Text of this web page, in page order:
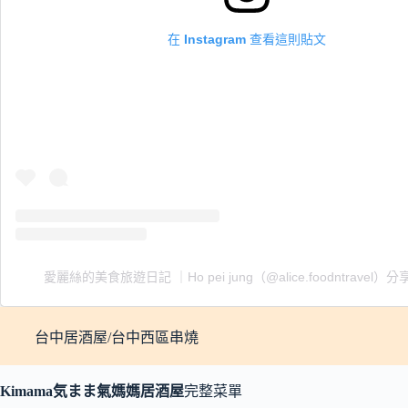
在 Instagram 查看這則貼文
愛麗絲的美食旅遊日記 ｜Ho pei jung（@alice.foodntravel）分
台中居酒屋/台中西區串燒
Kimama気まま氣媽媽居酒屋完整菜單